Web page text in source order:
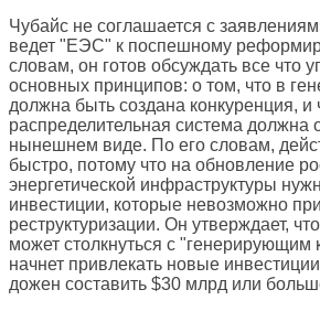
Чубайс не соглашается с
ведет "ЕЭС" к поспешному
словам, он готов обсуждать все что
основных принципов: о том, что в
должна быть создана конкуренция, и
распределительная система должна
нынешнем виде. По его словам,
быстро, потому что на обновление
энергетической инфраструктуры
инвестиции, которые невозможно
реструктуризации. Он утверждает,
может столкнуться с "генерирующим
начнет привлекать новые
дожен составить $30 млрд или